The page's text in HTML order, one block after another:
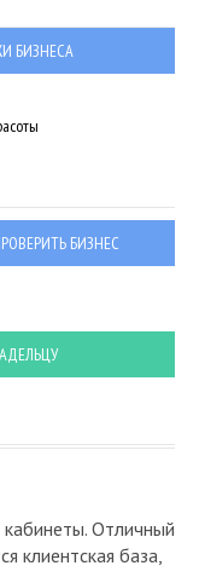
БИЗНЕСА
БИЗНЕС
Отличный
клиентская база,